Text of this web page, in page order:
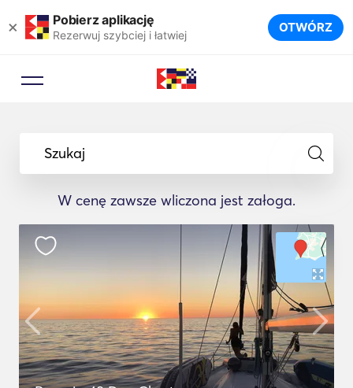
× Pobierz aplikację
Rezerwuj szybciej i łatwiej OTWÓRZ
Szukaj
W cenę zawsze wliczona jest załoga.